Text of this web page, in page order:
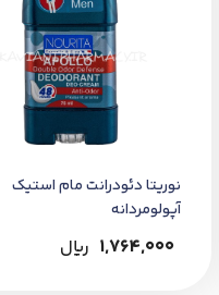
نوریتا دئودرانت مام استیک
آپولومردانه
1,764,000 ﷼